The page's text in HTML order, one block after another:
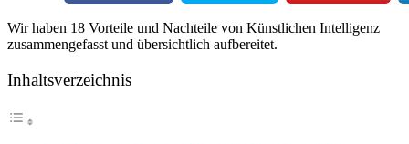
Wir haben 18 Vorteile und Nachteile von Künstlichen Intelligenz
zusammengefasst und übersichtlich aufbereitet.
Inhaltsverzeichnis